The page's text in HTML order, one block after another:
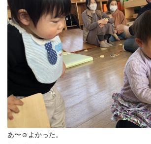
あ〜☺️よかった。